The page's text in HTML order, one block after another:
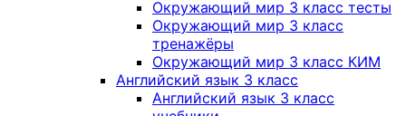
Окружающий мир 3 класс тесты
Окружающий мир 3 класс
тренажёры
Окружающий мир 3 класс КИМ
Английский язык 3 класс
Английский язык 3 класс